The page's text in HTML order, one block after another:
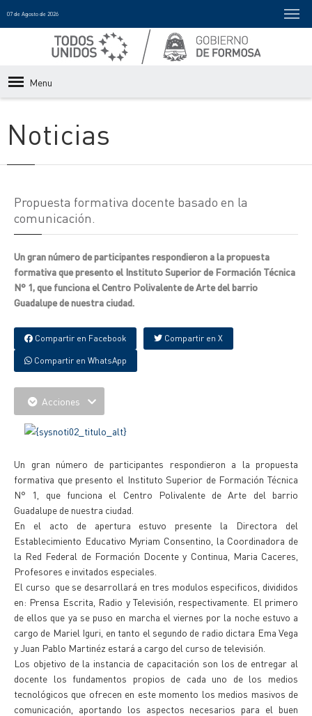
07 de Agosto de 2026
Menu
Noticias
Propuesta formativa docente basado en la
comunicación.
Un gran número de participantes respondieron a la propuesta
formativa que presento el Instituto Superior de Formación Técnica
N° 1, que funciona el Centro Polivalente de Arte del barrio
Guadalupe de nuestra ciudad.
Compartir en Facebook Compartir en X
Compartir en WhatsApp
Acciones
Un gran número de participantes respondieron a la propuesta
formativa que presento el Instituto Superior de Formación Técnica
N° 1, que funciona el Centro Polivalente de Arte del barrio
Guadalupe de nuestra ciudad.
En el acto de apertura estuvo presente la Directora del
Establecimiento Educativo Myriam Consentino, la Coordinadora de
la Red Federal de Formación Docente y Continua, Maria Caceres,
Profesores e invitados especiales.
El curso que se desarrollará en tres modulos especificos, divididos
en: Prensa Escrita, Radio y Televisión, respectivamente. El primero
de ellos que ya se puso en marcha el viernes por la noche estuvo a
cargo de Mariel Iguri, en tanto el segundo de radio dictara Ema Vega
y Juan Pablo Martinéz estará a cargo del curso de televisión.
Los objetivo de la instancia de capacitación son los de entregar al
docente los fundamentos propios de cada uno de los medios
tecnológicos que ofrecen en este momento los medios masivos de
comunicación, aportando los aspectos necesarios para el buen